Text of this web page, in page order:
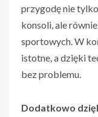
przygodę nie
konsoli, ale
sportowych. W
istotne, a dzięki
bez problemu.
Dodatkowo